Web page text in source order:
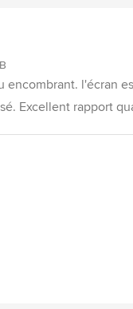
encombrant. l'écran
Excellent rapport